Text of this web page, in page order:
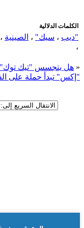
الكلمات الدلالية
"ديب ، سيك" ، الصينية ،
،
« هل يتجسس "تيك توك"
"إكس" تبدأ حملة على